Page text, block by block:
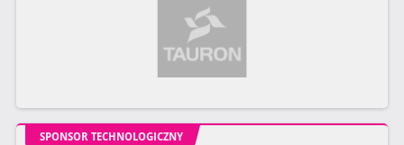
SPONSOR TECHNOLOGICZNY